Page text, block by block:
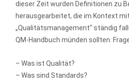
dieser Zeit wurden Definitionen zu
herausgearbeitet, die im Kontext mit
„Qualitätsmanagement“ ständig
QM-Handbuch münden sollten.
– Was ist Qualität?
– Was sind Standards?